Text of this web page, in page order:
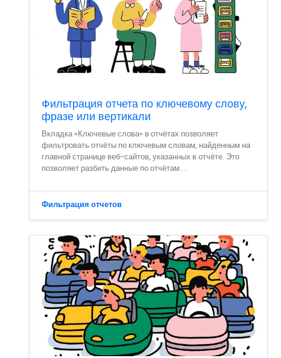
Фильтрация отчета по ключевому слову,
фразе или вертикали
Вкладка «Ключевые слова» в отчётах позволяет
фильтровать отчёты по ключевым словам, найденным на
главной странице веб-сайтов, указанных в отчёте. Это
позволяет разбить данные по отчётам....
Фильтрация отчетов